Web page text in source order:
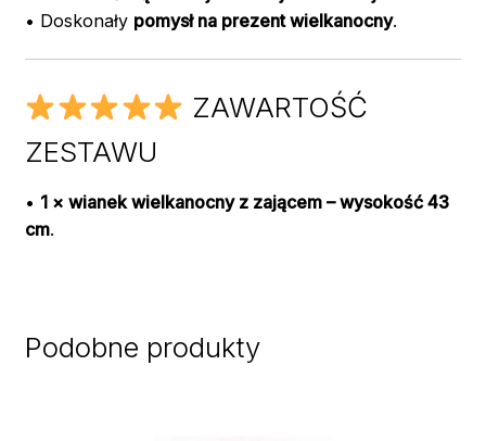
• Doskonały pomysł na prezent wielkanocny.
ZAWARTOŚĆ
ZESTAWU
• 1 × wianek wielkanocny z zającem – wysokość 43
cm.
Podobne produkty